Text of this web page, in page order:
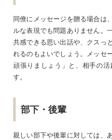
同僚にメッセージを贈る場合は
ルな表現でも問題ありません。
共感できる思い出話や、クスっ
れるのもよいでしょう。メッセ
頑張りましょう」と、相手の
す。
部下・後輩
親しい部下や後輩に対しては、